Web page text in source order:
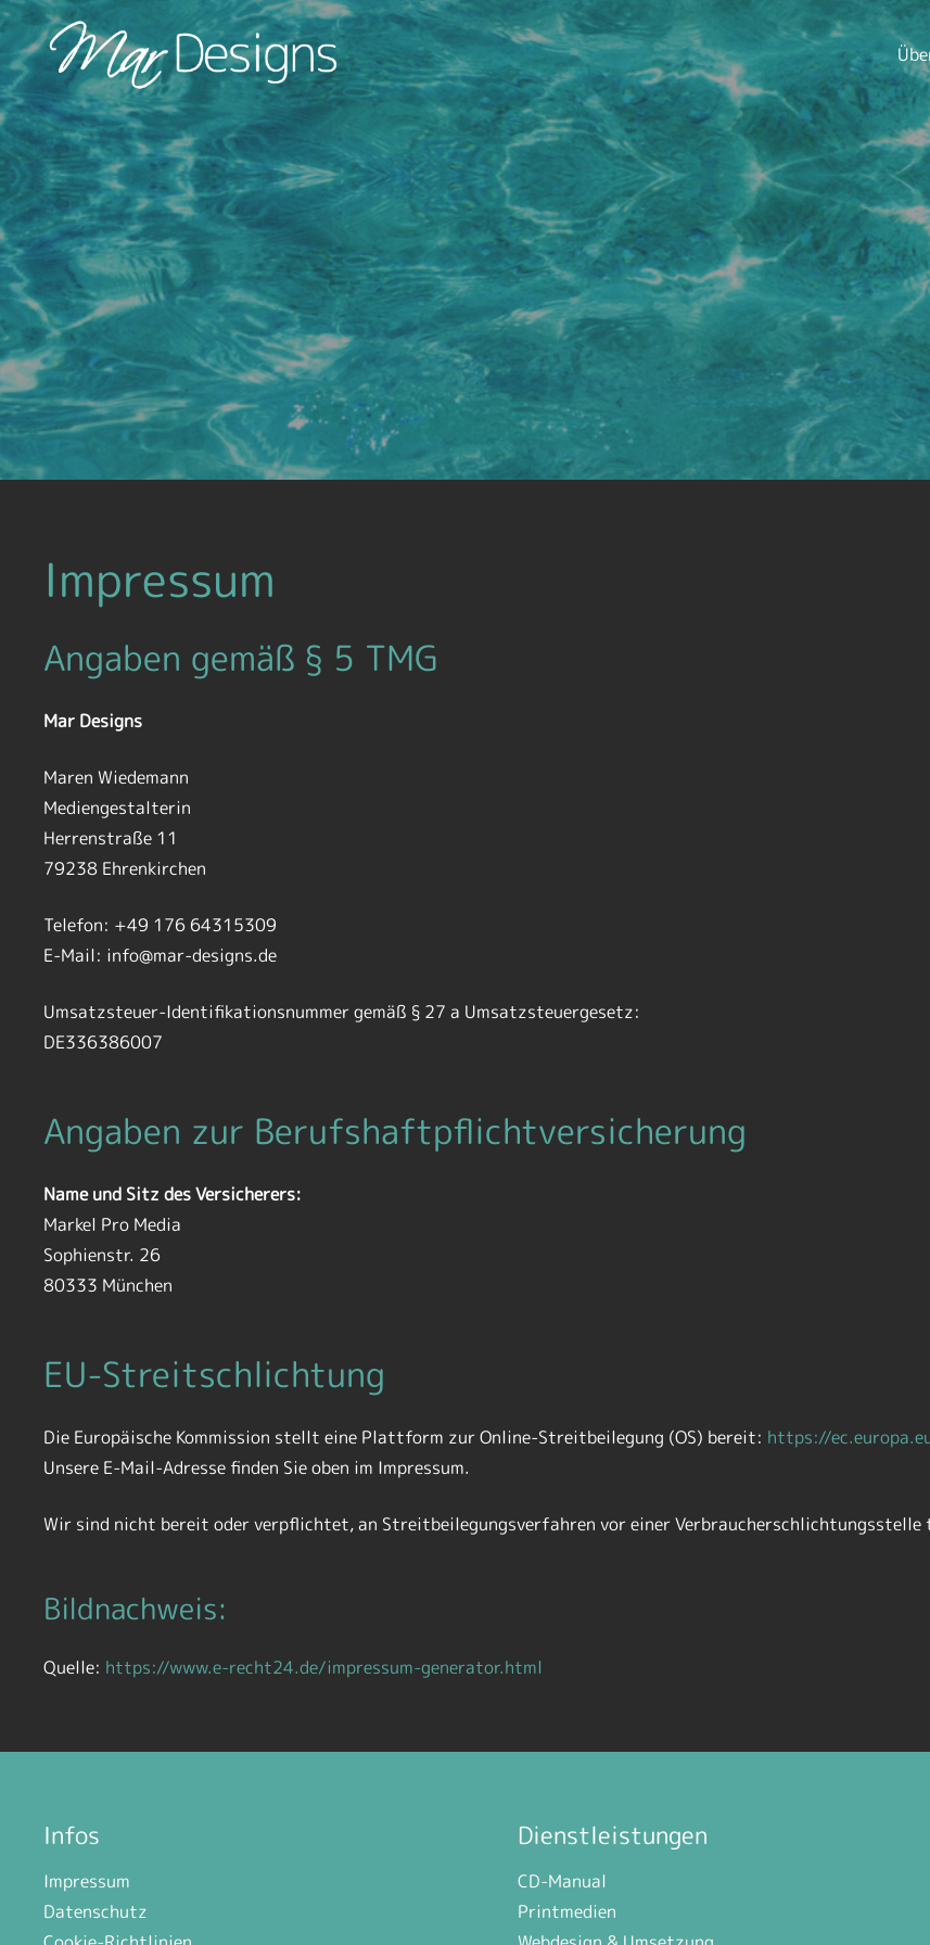
Impressum
Angaben gemäß § 5 TMG
Mar Designs
Maren Wiedemann
Mediengestalterin
Herrenstraße 11
79238 Ehrenkirchen
Telefon: +49 176 64315309
E-Mail: info@mar-designs.de
Umsatzsteuer-Identifikationsnummer gemäß § 27 a Umsatzsteuergesetz:
DE336386007
Angaben zur Berufs­haftpflicht­versicherung
Name und Sitz des Versicherers:
Markel Pro Media
Sophienstr. 26
80333 München
EU-Streitschlichtung
Die Europäische Kommission stellt eine Plattform zur Online-Streitbeilegung (OS) bereit: https://
Unsere E-Mail-Adresse finden Sie oben im Impressum.
Wir sind nicht bereit oder verpflichtet, an Streitbeilegungsverfahren vor einer Verbraucherschlichtungsstelle
Bildnachweis:
Quelle: https://www.e-recht24.de/impressum-generator.html
Infos
Impressum
Datenschutz
Dienstleistungen
CD-Manual
Printmedien